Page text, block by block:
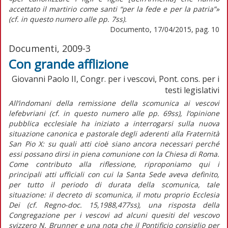
accettato il martirio come santi “per la fede e per la patria”»
(cf. in questo numero alle pp. 7ss).
Documento, 17/04/2015, pag. 10
Documenti, 2009-3
Con grande afflizione
Giovanni Paolo II, Congr. per i vescovi, Pont. cons. per i
testi legislativi
All’indomani della remissione della scomunica ai vescovi
lefebvriani (cf. in questo numero alle pp. 69ss), l’opinione
pubblica ecclesiale ha iniziato a interrogarsi sulla nuova
situazione canonica e pastorale degli aderenti alla Fraternità
San Pio X: su quali atti cioè siano ancora necessari perché
essi possano dirsi in piena comunione con la Chiesa di Roma.
Come contributo alla riflessione, riproponiamo qui i
principali atti ufficiali con cui la Santa Sede aveva definito,
per tutto il periodo di durata della scomunica, tale
situazione: il decreto di scomunica, il motu proprio Ecclesia
Dei (cf. Regno-doc. 15,1988,477ss), una risposta della
Congregazione per i vescovi ad alcuni quesiti del vescovo
svizzero N. Brunner e una nota che il Pontificio consiglio per